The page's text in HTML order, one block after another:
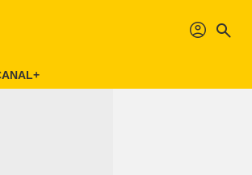
profil search